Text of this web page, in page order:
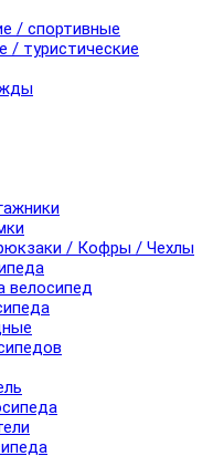
/ спортивные
/ туристические
/ Кофры / Чехлы
велосипед